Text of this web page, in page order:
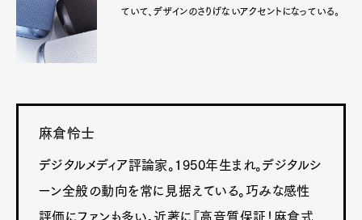
ていて、デザインのさりげないアクセントになっている。
麻倉怜士
デジタルメディア評論家。1950年生まれ。デジタルシ
ーン全般の動向を常に見据えている。巧みな感性
評価にファンも多い。近著に『高音質保証！麻倉式